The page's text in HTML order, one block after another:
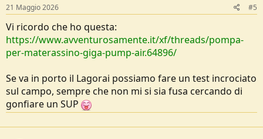
21 Maggio 2026 #5
Vi ricordo che ho questa:
https://www.avventurosamente.it/xf/threads/pompa-
per-materassino-giga-pump-air.64896/
Se va in porto il Lagorai possiamo fare un test incrociato
sul campo, sempre che non mi si sia fusa cercando di
gonfiare un SUP